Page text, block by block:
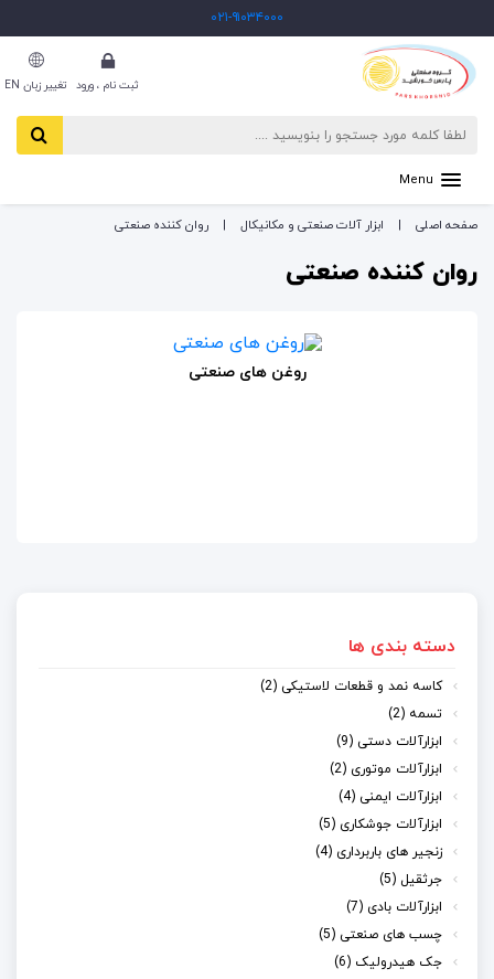
۰۲۱-۹۱۰۳۴۰۰۰
تغییر زبان EN ثبت نام ، ورود
Menu
صفحه اصلی ابزار آلات صنعتی و مکانیکال روان کننده صنعتی
روان کننده صنعتی
روغن های صنعتی
دسته بندی ها
کاسه نمد و قطعات لاستیکی (2)
تسمه (2)
ابزارآلات دستی (9)
ابزارآلات موتوری (2)
ابزارآلات ایمنی (4)
ابزارآلات جوشکاری (5)
زنجیر های باربرداری (4)
جرثقیل (5)
ابزارآلات بادی (7)
چسب های صنعتی (5)
جک هیدرولیک (6)